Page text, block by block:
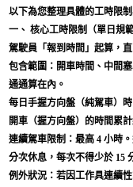
以下為您整理具體的工時限制
一、 核心工時限制（單日規
駕駛員「報到時間」起算，
包含範圍：開車時間、中間
通通算在內。
每日手握方向盤（純駕車）
開車（握方向盤）的時間累
連續駕車限制：最高 4 小時
分次休息，每次不得少於 15
例外狀況：若因工作具連續